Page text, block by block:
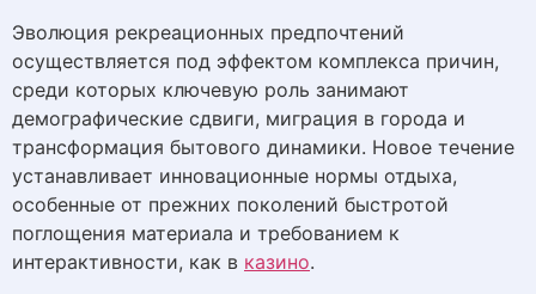
Эволюция рекреационных предпочтений
осуществляется под эффектом комплекса причин,
среди которых ключевую роль занимают
демографические сдвиги, миграция в города и
трансформация бытового динамики. Новое течение
устанавливает инновационные нормы отдыха,
особенные от прежних поколений быстротой
поглощения материала и требованием к
интерактивности, как в казино.